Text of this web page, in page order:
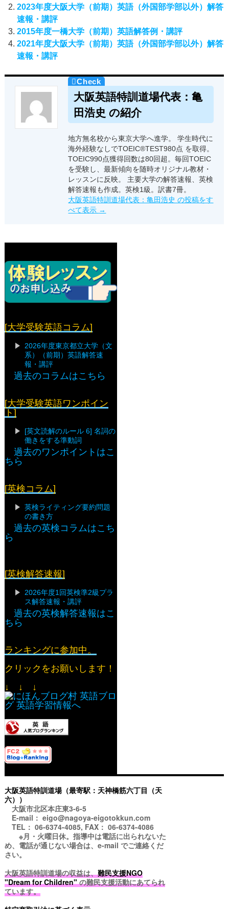
2023年度大阪大学（前期）英語（外国部学部以外）解答
速報・講評
2015年度一橋大学（前期）英語解答例・講評
2021年度大阪大学（前期）英語（外国部学部以外）解答
速報・講評
大阪英語特訓道場代表：亀
田浩史 の紹介
地方無名校から東京大学へ進学。 学生時代に
海外経験なしでTOEIC®TEST980点 を取得。
TOEIC990点獲得回数は80回超。毎回TOEIC
を受験し、最新傾向を随時オリジナル教材・
レッスンに反映。 主要大学の解答速報、英検
解答速報も作成。英検1級。訳書7冊。
大阪英語特訓道場代表：亀田浩史 の投稿をす
べて表示 →
[大学受験英語コラム]
2026年度東京都立大学（文
系）（前期）英語解答速
報・講評
過去のコラムはこちら
[大学受験英語ワンポイン
ト]
[英文読解のルール 6] 名詞の
働きをする準動詞
過去のワンポイントはこ
ちら
[英検コラム]
英検ライティング要約問題
の書き方
過去の英検コラムはこち
ら
[英検解答速報]
2026年度1回英検準2級プラ
ス解答速報・講評
過去の英検解答速報はこ
ちら
ランキングに参加中。
クリックをお願いします！
↓ ↓ ↓
大阪英語特訓道場（最寄駅：天神橋筋六丁目（天
六））
大阪市北区本庄東3-6-5
E-mail： eigo@nagoya-eigotokkun.com
TEL： 06-6374-4085, FAX： 06-6374-4086
※月・火曜日休。指導中は電話に出られないた
め、電話が通じない場合は、e-mail でご連絡くだ
さい。
大阪英語特訓道場の収益は、難民支援NGO
"Dream for Children"の難民支援活動にあてられ
ています。